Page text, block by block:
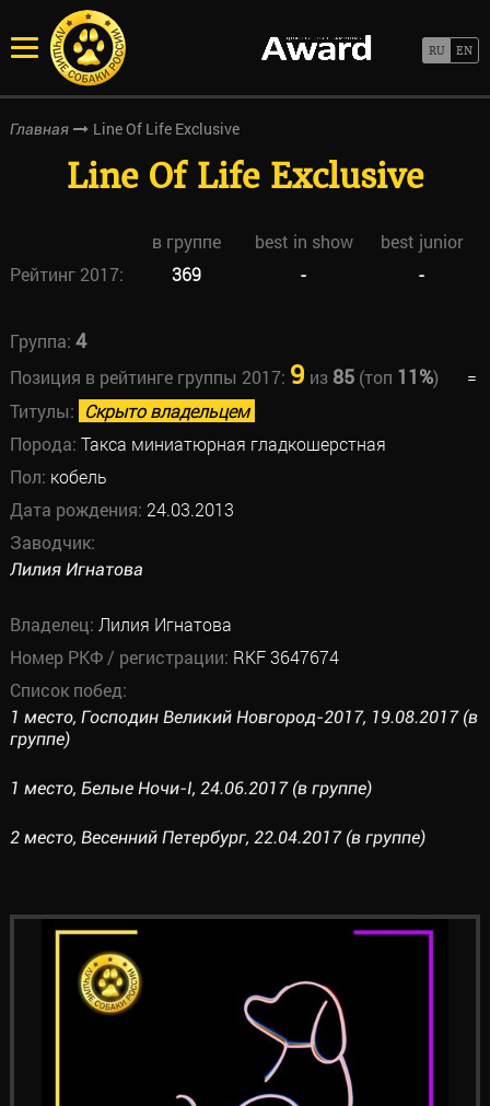
Главная Line Of Life Exclusive
Line Of Life Exclusive
в группе best in show
best junior
Рейтинг 2017:
369 - -
Группа: 4
Позиция в рейтинге группы 2017: 9 из 85(топ 11%)
=
Титулы: Скрыто владельцем
Порода: Такса миниатюрная гладкошерстная
Пол: кобель
Дата рождения: 24.03.2013
Заводчик:
Лилия Игнатова
Владелец: Лилия Игнатова
Номер РКФ / регистрации: RKF 3647674
Список побед:
1 место, Господин Великий Новгород-2017, 19.08.2017 (в
группе)
1 место, Белые Ночи-I, 24.06.2017 (в группе)
2 место, Весенний Петербург, 22.04.2017 (в группе)